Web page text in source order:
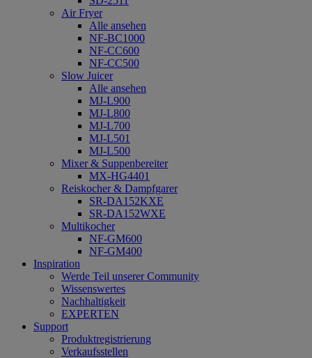
Air Fryer
Alle ansehen
NF-BC1000
NF-CC600
NF-CC500
Slow Juicer
Alle ansehen
MJ-L900
MJ-L800
MJ-L700
MJ-L501
MJ-L500
Mixer & Suppenbereiter
MX-HG4401
Reiskocher & Dampfgarer
SR-DA152KXE
SR-DA152WXE
Multikocher
NF-GM600
NF-GM400
Inspiration
Werde Teil unserer Community
Wissenswertes
Nachhaltigkeit
EXPERTEN
Support
Produktregistrierung
Verkaufsstellen